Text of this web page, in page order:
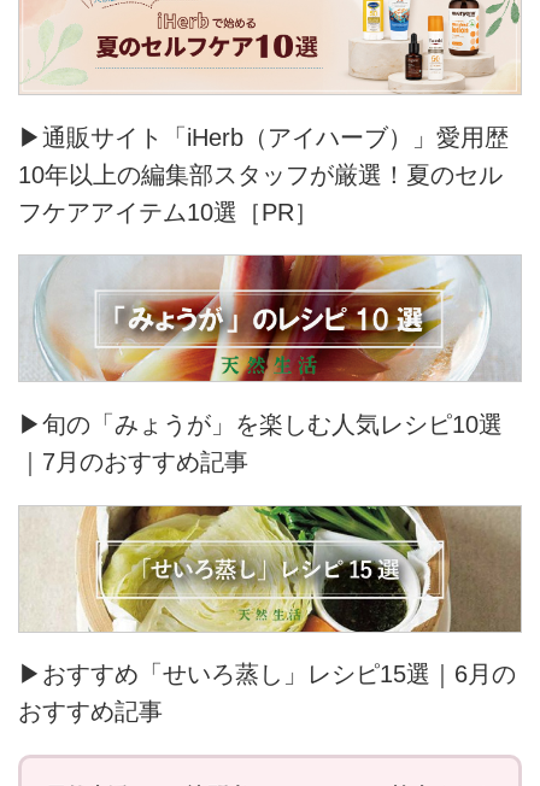
▶通販サイト「iHerb（アイハーブ）」愛用歴
10年以上の編集部スタッフが厳選！夏のセル
フケアアイテム10選［PR］
▶旬の「みょうが」を楽しむ人気レシピ10選
｜7月のおすすめ記事
▶おすすめ「せいろ蒸し」レシピ15選｜6月の
おすすめ記事